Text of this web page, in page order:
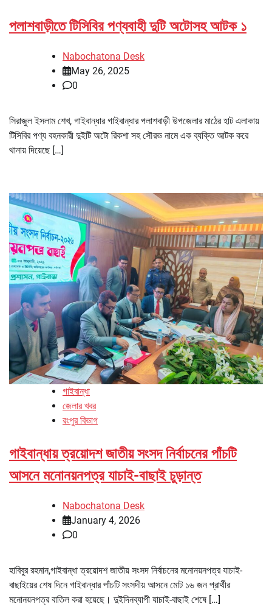
পলাশবাড়ীতে টিসিবির পণ্যবাহী দুটি অটোসহ আটক ১
Nabochatona Desk
May 26, 2025
0
সিরাজুল ইসলাম শেখ, গাইবান্ধার গাইবান্ধার পলাশবাড়ী উপজেলার মাঠের হাট এলাকায়
টিসিবির পণ্য বহনকারী দুইটি অটো রিকশা সহ সৌরভ নামে এক ব্যক্তি আটক করে
থানায় দিয়েছে […]
গাইবান্ধা
জেলার খবর
রংপুর বিভাগ
গাইবান্ধায় ত্রয়োদশ জাতীয় সংসদ নির্বাচনের পাঁচটি
আসনে মনোনয়নপত্র যাচাই-বাছাই চুড়ান্ত
Nabochatona Desk
January 4, 2026
0
হাবিবুর রহমান,গাইবান্ধা ত্রয়োদশ জাতীয় সংসদ নির্বাচনের মনোনয়নপত্র যাচাই-
বাছাইয়ের শেষ দিনে গাইবান্ধার পাঁচটি সংসদীয় আসনে মোট ১৬ জন প্রার্থীর
মনোনয়নপত্র বাতিল করা হয়েছে। দুইদিনব্যাপী যাচাই-বাছাই শেষে […]